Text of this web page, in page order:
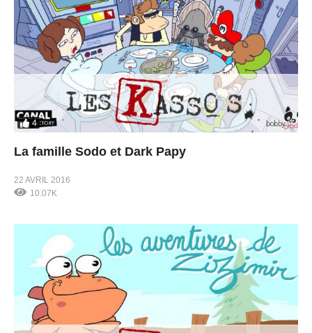
4
La famille Sodo et Dark Papy
22 AVRIL 2016
10.07K